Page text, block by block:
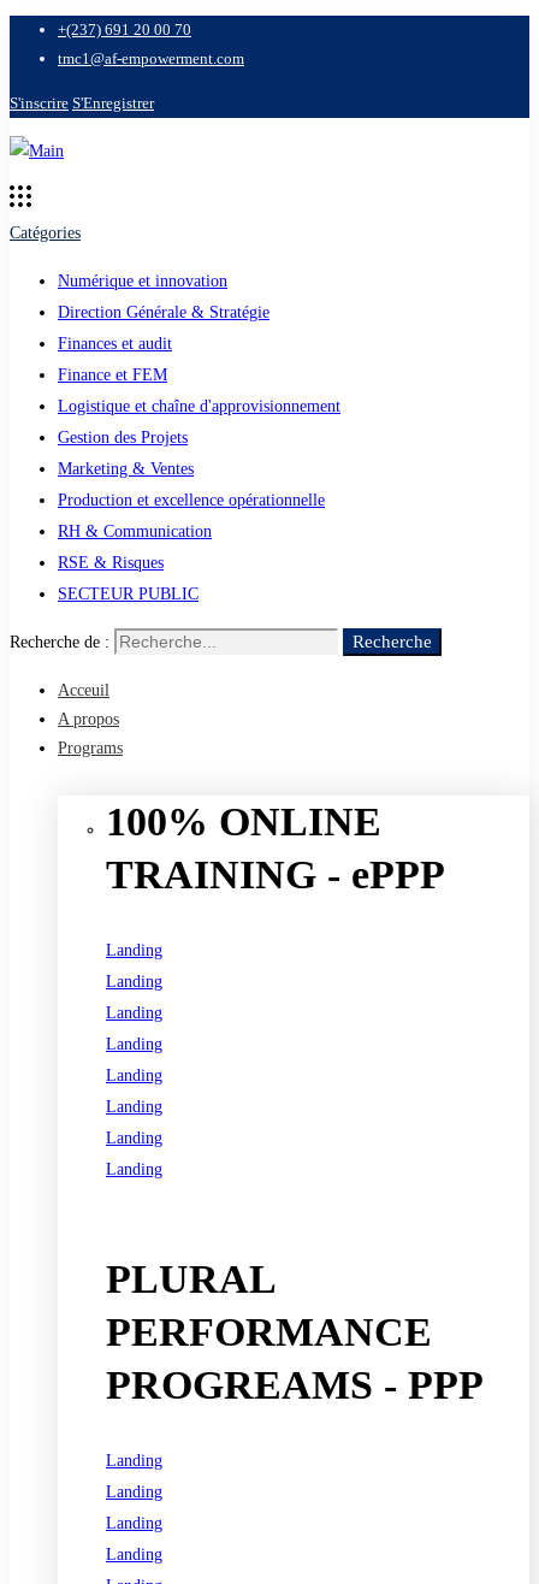
+(237) 691 20 00 70
tmc1@af-empowerment.com
S'inscrire S'Enregistrer
Catégories
Numérique et innovation
Direction Générale & Stratégie
Finances et audit
Finance et FEM
Logistique et chaîne d'approvisionnement
Gestion des Projets
Marketing & Ventes
Production et excellence opérationnelle
RH & Communication
RSE & Risques
SECTEUR PUBLIC
Recherche de : Recherche
Acceuil
A propos
Programs
100% ONLINE
TRAINING - ePPP
Landing
Landing
Landing
Landing
Landing
Landing
Landing
Landing
PLURAL
PERFORMANCE
PROGREAMS - PPP
Landing
Landing
Landing
Landing